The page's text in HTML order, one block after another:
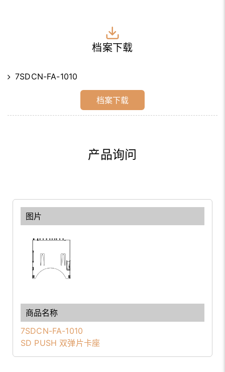
档案下载
7SDCN-FA-1010
档案下载
产品询问
7SDCN-FA-1010
SD PUSH 双弹片卡座